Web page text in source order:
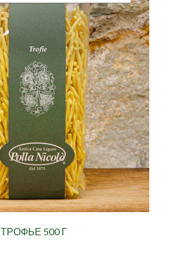
ТРОФЬЕ 500 Г